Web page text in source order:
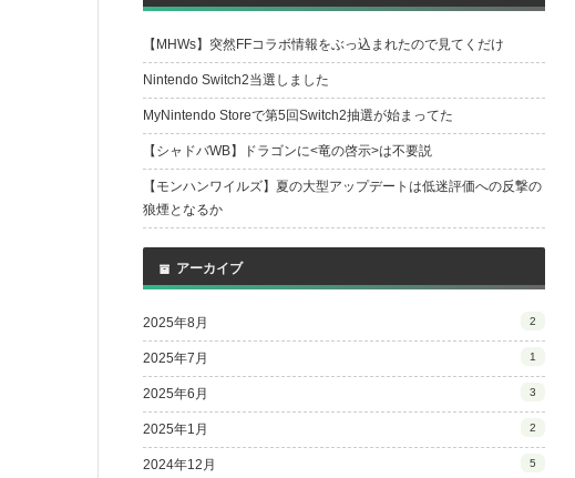
【MHWs】突然FFコラボ情報をぶっ込まれたので見てくだけ
Nintendo Switch2当選しました
MyNintendo Storeで第5回Switch2抽選が始まってた
【シャドバWB】ドラゴンに<竜の啓示>は不要説
【モンハンワイルズ】夏の大型アップデートは低迷評価への反撃の
狼煙となるか
アーカイブ
2025年8月 2
2025年7月 1
2025年6月 3
2025年1月 2
2024年12月 5